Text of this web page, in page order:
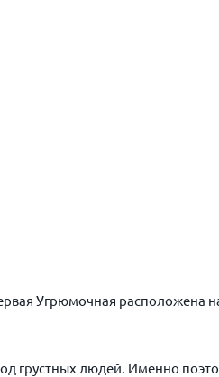
Угрюмочная расположена
грустных людей. Именно